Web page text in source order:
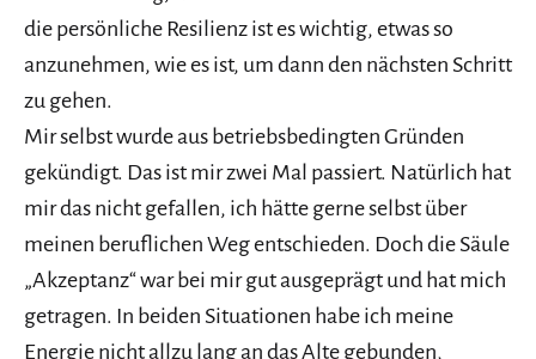
die persönliche Resilienz ist es wichtig, etwas so
anzunehmen, wie es ist, um dann den nächsten Schritt
zu gehen.
Mir selbst wurde aus betriebsbedingten Gründen
gekündigt. Das ist mir zwei Mal passiert. Natürlich hat
mir das nicht gefallen, ich hätte gerne selbst über
meinen beruflichen Weg entschieden. Doch die Säule
„Akzeptanz“ war bei mir gut ausgeprägt und hat mich
getragen. In beiden Situationen habe ich meine
Energie nicht allzu lang an das Alte gebunden,